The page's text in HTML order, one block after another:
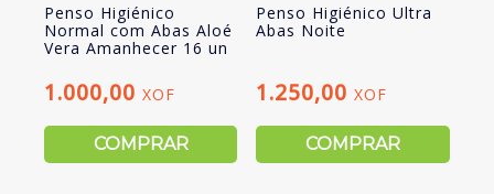
Penso Higiénico
Normal com Abas Aloé
Vera Amanhecer 16 un
1.000,00 XOF
COMPRAR
Penso Higiénico Ultra
Abas Noite
1.250,00XOF
COMPRAR